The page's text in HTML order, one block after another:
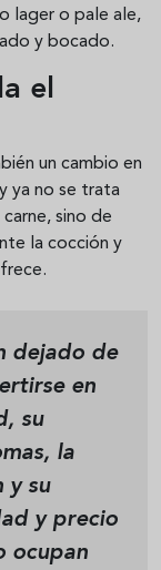
lager o pale ale,
y bocado.
el
un cambio en
ya no se trata
sino de
la cocción y
dejado de
en
su
la
y su
y precio
ocupan